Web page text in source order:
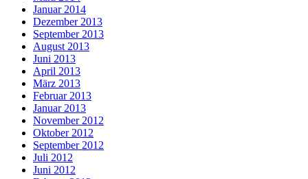
Januar 2014
Dezember 2013
September 2013
August 2013
Juni 2013
April 2013
März 2013
Februar 2013
Januar 2013
November 2012
Oktober 2012
September 2012
Juli 2012
Juni 2012